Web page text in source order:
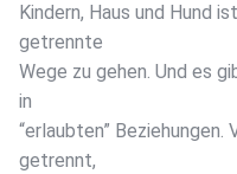
Kindern, Haus und Hund
getrennte
Wege zu gehen. Und es
in
“erlaubten”
getrennt,